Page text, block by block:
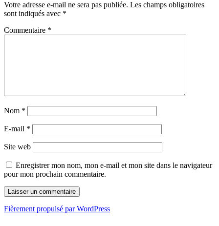
Votre adresse e-mail ne sera pas publiée. Les champs obligatoires
sont indiqués avec *
Commentaire *
Nom *
E-mail *
Site web
Enregistrer mon nom, mon e-mail et mon site dans le navigateur
pour mon prochain commentaire.
Fièrement propulsé par WordPress